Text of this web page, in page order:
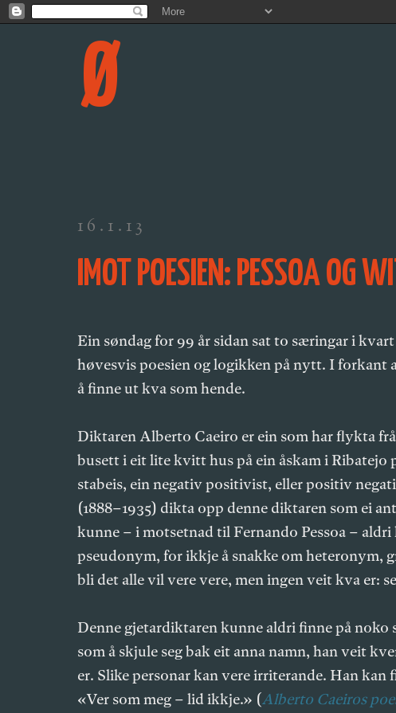
Ø
16.1.13
IMOT POESIEN: PESSOA OG
Ein søndag for 99 år sidan sat to særingar i
høvesvis poesien og logikken på nytt. I
å finne ut kva som hende.
Diktaren Alberto Caeiro er ein som har flykta
busett i eit lite kvitt hus på ein åskam i Ribatejo
stabeis, ein negativ positivist, eller positiv
(1888–1935) dikta opp denne diktaren som ei
kunne – i motsetnad til Fernando Pessoa –
pseudonym, for ikkje å snakke om heteronym,
bli det alle vil vere vere, men ingen veit kva er:
Denne gjetardiktaren kunne aldri finne på noko
som å skjule seg bak eit anna namn, han veit
er. Slike personar kan vere irriterande. Han
«Ver som meg – lid ikkje.» (Alberto Caeiros